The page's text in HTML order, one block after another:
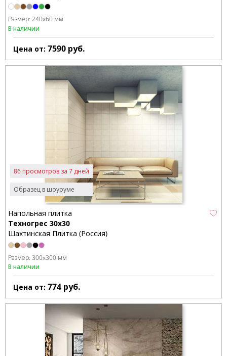
Размер: 240x60 мм
В наличии
Цена от: 7590 руб.
Образец в шоуруме
86 просмотров за 7 дней
Напольная плитка
Техногрес 30x30
Шахтинская Плитка (Россия)
Размер: 300x300 мм
В наличии
Цена от: 774 руб.